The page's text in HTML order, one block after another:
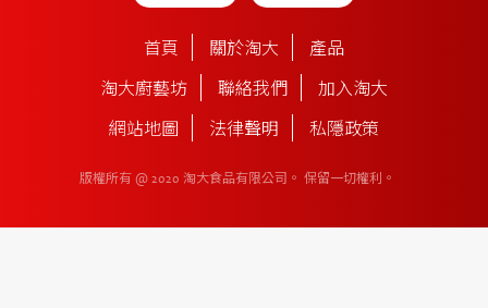
首頁 關於淘大 產品
淘大廚藝坊 聯絡我們 加入淘大
網站地圖 法律聲明 私隱政策
版權所有 @ 2020 淘大食品有限公司。 保留一切權利。